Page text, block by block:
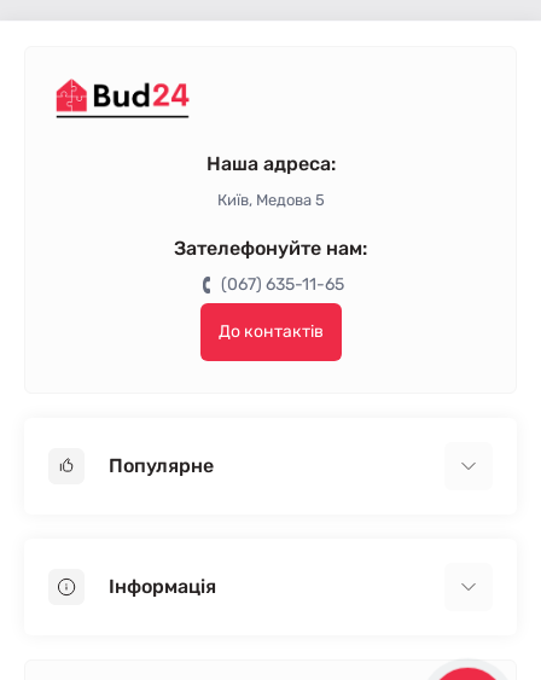
Наша адреса:
Київ, Медова 5
Зателефонуйте нам:
(067) 635-11-65
До контактів
Популярне
Пінопласт
Інформація